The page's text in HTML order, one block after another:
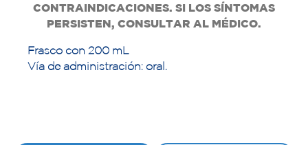
CONTRAINDICACIONES. SI LOS SÍNTOMAS
PERSISTEN, CONSULTAR AL MÉDICO.
Frasco con 200 mL
Vía de administración: oral.